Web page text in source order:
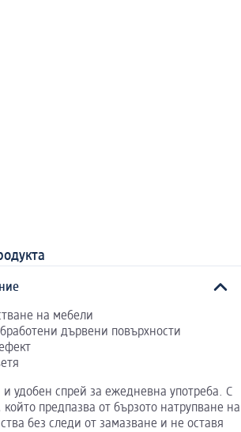
на мебели
дървени повърхности
удобен спрей за ежедневна употреба. С
предпазва от бързото натрупване на
без следи от замазване и не оставя